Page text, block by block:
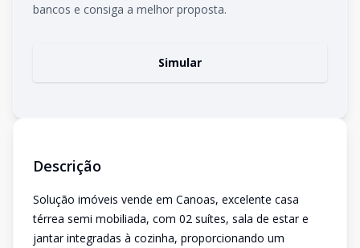
bancos e consiga a melhor proposta.
Simular
Descrição
Solução imóveis vende em Canoas, excelente casa
térrea semi mobiliada, com 02 suítes, sala de estar e
jantar integradas à cozinha, proporcionando um